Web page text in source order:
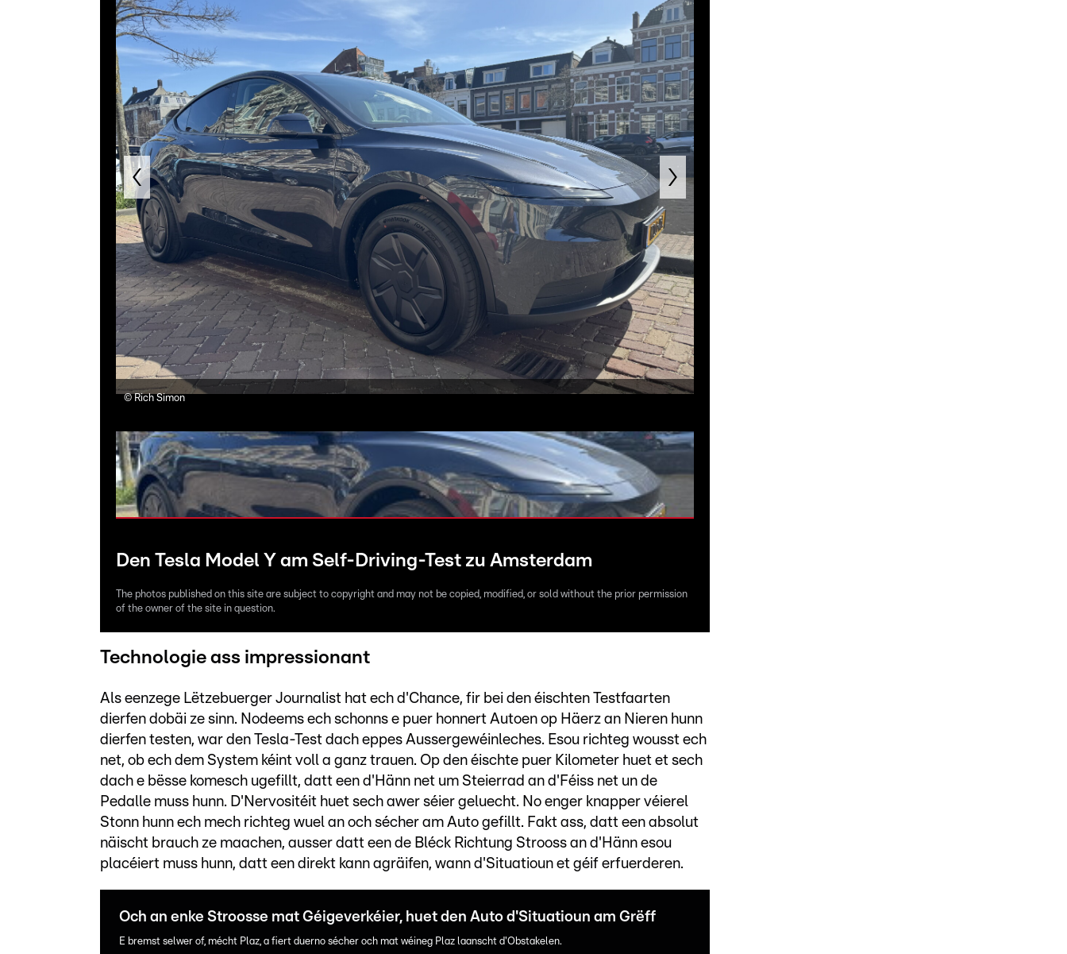
© Rich Simon
Den Tesla Model Y am Self-Driving-Test zu Amsterdam
The photos published on this site are subject to copyright and may not be copied, modified, or sold without the prior permission
of the owner of the site in question.
Technologie ass impressionant
Als eenzege Lëtzebuerger Journalist hat ech d'Chance, fir bei den éischten Testfaarten
dierfen dobäi ze sinn. Nodeems ech schonns e puer honnert Autoen op Häerz an Nieren hunn
dierfen testen, war den Tesla-Test dach eppes Aussergewéinleches. Esou richteg wousst ech
net, ob ech dem System kéint voll a ganz trauen. Op den éischte puer Kilometer huet et sech
dach e bësse komesch ugefillt, datt een d'Hänn net um Steierrad an d'Féiss net un de
Pedalle muss hunn. D'Nervositéit huet sech awer séier geluecht. No enger knapper véierel
Stonn hunn ech mech richteg wuel an och sécher am Auto gefillt. Fakt ass, datt een absolut
näischt brauch ze maachen, ausser datt een de Bléck Richtung Strooss an d'Hänn esou
placéiert muss hunn, datt een direkt kann agräifen, wann d'Situatioun et géif erfuerderen.
Och an enke Stroosse mat Géigeverkéier, huet den Auto d'Situatioun am Grëff
E bremst selwer of, mécht Plaz, a fiert duerno sécher och mat wéineg Plaz laanscht d'Obstakelen.